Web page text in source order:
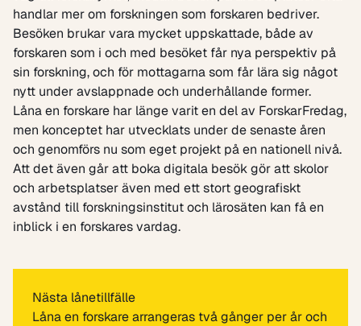
handlar mer om forskningen som forskaren bedriver.
Besöken brukar vara mycket uppskattade, både av
forskaren som i och med besöket får nya perspektiv på
sin forskning, och för mottagarna som får lära sig något
nytt under avslappnade och underhållande former.
Låna en forskare har länge varit en del av ForskarFredag,
men konceptet har utvecklats under de senaste åren
och genomförs nu som eget projekt på en nationell nivå.
Att det även går att boka digitala besök gör att skolor
och arbetsplatser även med ett stort geografiskt
avstånd till forskningsinstitut och lärosäten kan få en
inblick i en forskares vardag.
Nästa lånetillfälle
Låna en forskare arrangeras två gånger per år och